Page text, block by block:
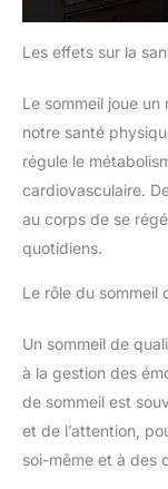
Les effets sur la
Le sommeil joue
notre santé
régule le
cardiovasculaire.
au corps de se
quotidiens.
Le rôle du sommeil
Un sommeil de
à la gestion des
de sommeil est
et de l’attention,
soi-même et à des